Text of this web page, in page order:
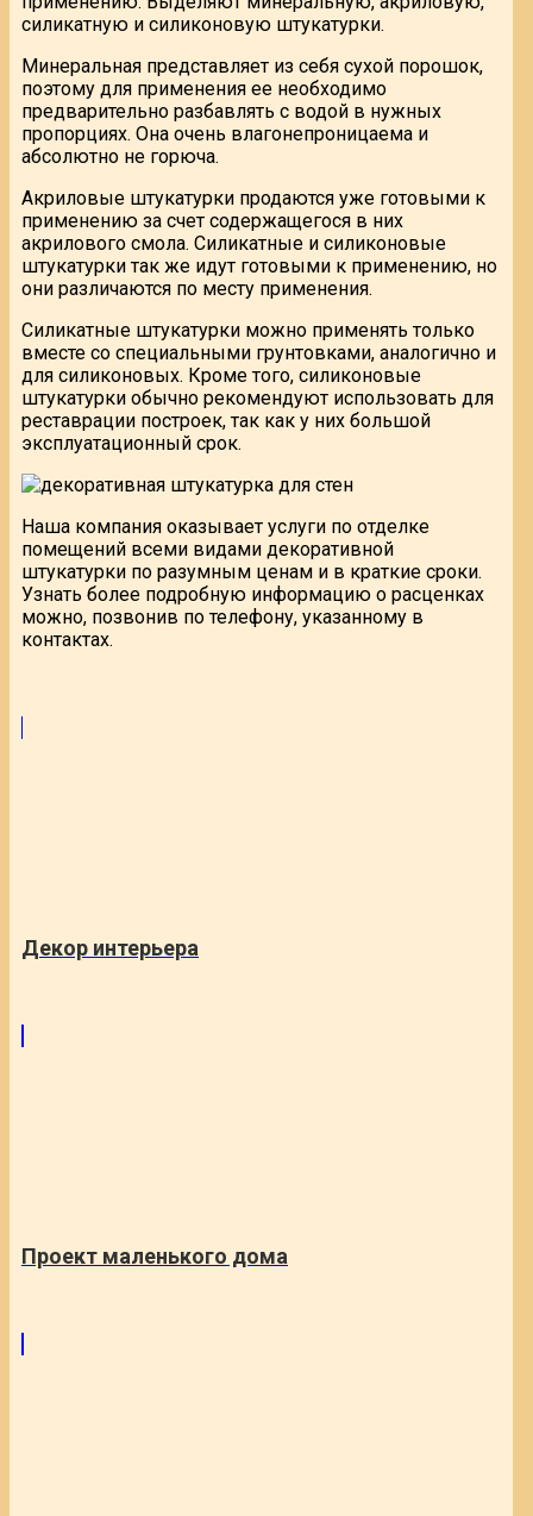
силикатную и силиконовую штукатурки.
Минеральная представляет из себя сухой порошок,
поэтому для применения ее необходимо
предварительно разбавлять с водой в нужных
пропорциях. Она очень влагонепроницаема и
абсолютно не горюча.
Акриловые штукатурки продаются уже готовыми к
применению за счет содержащегося в них
акрилового смола. Силикатные и силиконовые
штукатурки так же идут готовыми к применению, но
они различаются по месту применения.
Силикатные штукатурки можно применять только
вместе со специальными грунтовками, аналогично и
для силиконовых. Кроме того, силиконовые
штукатурки обычно рекомендуют использовать для
реставрации построек, так как у них большой
эксплуатационный срок.
Наша компания оказывает услуги по отделке
помещений всеми видами декоративной
штукатурки по разумным ценам и в краткие сроки.
Узнать более подробную информацию о расценках
можно, позвонив по телефону, указанному в
контактах.
Декор интерьера
Проект маленького дома